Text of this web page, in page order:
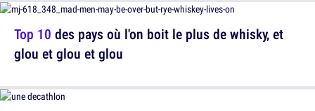
Top 10 des pays où l'on boit le plus de whisky, et
glou et glou et glou